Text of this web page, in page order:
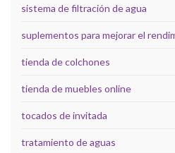
sistema de filtración de agua
suplementos para mejorar el
tienda de colchones
tienda de muebles online
tocados de invitada
tratamiento de aguas